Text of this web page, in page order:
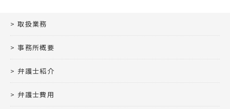
取扱業務
事務所概要
弁護士紹介
弁護士費用